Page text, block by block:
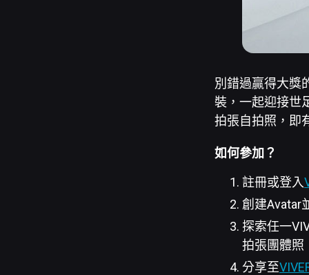
別錯過贏得大獎
裝，一起迎接世
拍張自拍照，即
如何參加？
註冊或登入
創建Avatar
探索任一
拍張團體照
分享至